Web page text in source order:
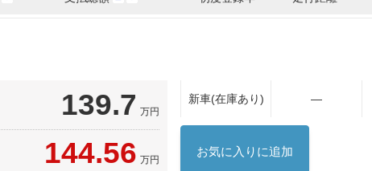
139.7 万円
144.56 万円
新車(在庫あり) ―
お気に入りに追加